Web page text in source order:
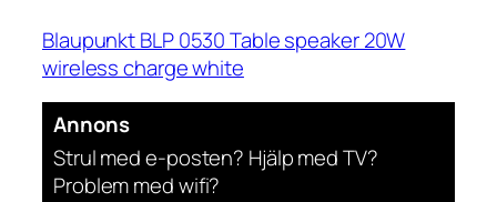
Blaupunkt BLP 0530 Table speaker 20W
wireless charge white
Annons
Strul med e-posten? Hjälp med TV?
Problem med wifi?